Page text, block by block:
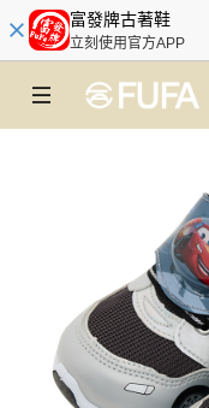
富發牌古著鞋
立刻使用官方APP